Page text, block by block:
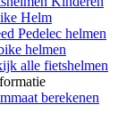
Helm
Pedelec helmen
helmen
alle fietshelmen
berekenen